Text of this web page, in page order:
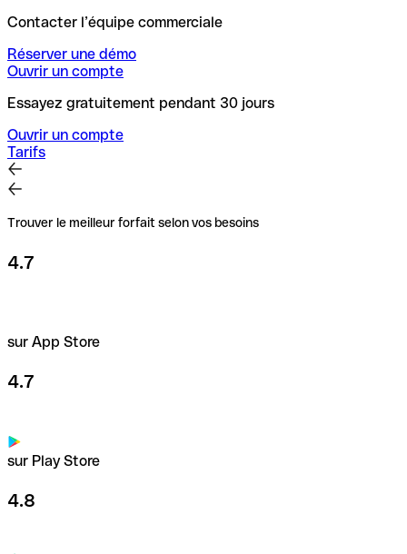
Contacter l’équipe commerciale
Réserver une démo
Ouvrir un compte
Essayez gratuitement pendant 30 jours
Ouvrir un compte
Tarifs
Trouver le meilleur forfait selon vos besoins
4.7
sur App Store
4.7
sur Play Store
4.8